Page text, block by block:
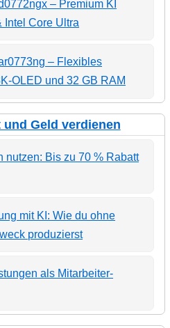
– Premium KI
Intel Core Ultra
– Flexibles
OLED und 32 GB RAM
Geld verdienen
nutzen: Bis zu 70 % Rabatt
mit KI: Wie du ohne
produzierst
als Mitarbeiter-